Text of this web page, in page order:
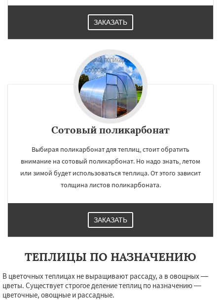
ЗАКАЗАТЬ
Сотовый поликарбонат
Выбирая поликарбонат для теплиц, стоит обратить
внимание на сотовый поликарбонат. Но надо знать, летом
или зимой будет использоваться теплица. От этого зависит
толщина листов поликарбоната.
ЗАКАЗАТЬ
ТЕПЛИЦЫ ПО НАЗНАЧЕНИЮ
В цветочных теплицах не выращивают рассаду, а в овощных —
цветы. Существует строгое деление теплиц по назначению —
цветочные, овощные и рассадные.